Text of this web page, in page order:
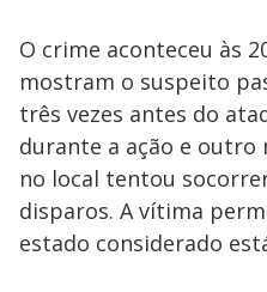
O crime aconteceu às
mostram o suspeito
três vezes antes do
durante a ação e
no local tentou
disparos. A vítima
estado considerado